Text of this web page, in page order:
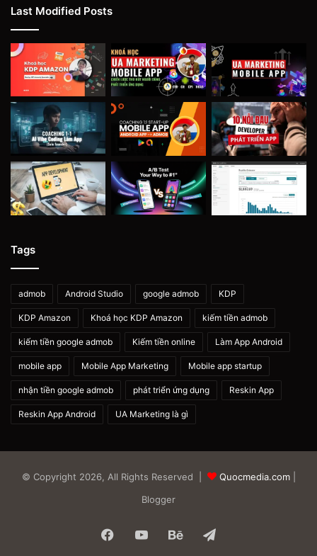
Last Modified Posts
Tags
admob Android Studio google admob KDP
KDP Amazon Khoá học KDP Amazon kiếm tiền admob
kiếm tiền google admob Kiếm tiền online Làm App Android
mobile app Mobile App Marketing Mobile app startup
nhận tiền google admob phát triển ứng dụng Reskin App
Reskin App Android UA Marketing là gì
© Copyright 2026, All Rights Reserved | Quocmedia.com|
Blogger
FacebookYouTubeBehance